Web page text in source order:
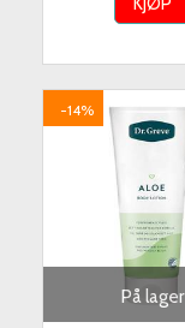
På lager
-14%